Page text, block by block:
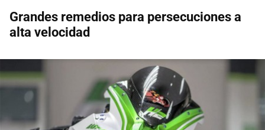
Grandes remedios para persecuciones a
alta velocidad